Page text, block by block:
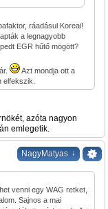
ráadásul Koreai!
a legnagyobb
EGR hűtő mögött?
Azt mondja ott a
elfekszik.
azóta nagyon
emlegetik.
NagyMatyas ↓
venni egy WAG retket,
Sajnos a mai